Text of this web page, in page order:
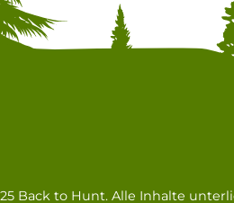
Back to Hunt. Alle Inhalte